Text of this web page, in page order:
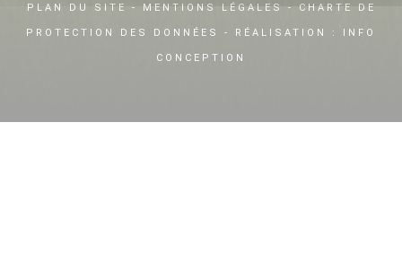
PLAN DU SITE - MENTIONS LÉGALES - CHARTE DE
PROTECTION DES DONNÉES - RÉALISATION : INFO
CONCEPTION